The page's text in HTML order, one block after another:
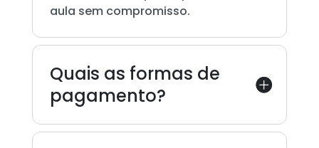
aula sem compromisso.
Quais as formas de
pagamento?